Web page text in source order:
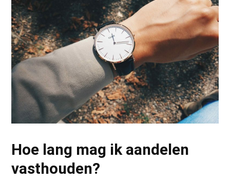
Hoe lang mag ik aandelen
vasthouden?